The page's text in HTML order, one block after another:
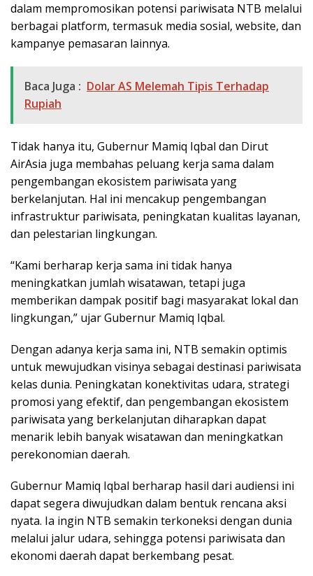
dalam mempromosikan potensi pariwisata NTB melalui
berbagai platform, termasuk media sosial, website, dan
kampanye pemasaran lainnya.
Baca Juga : Dolar AS Melemah Tipis Terhadap
Rupiah
Tidak hanya itu, Gubernur Mamiq Iqbal dan Dirut
AirAsia juga membahas peluang kerja sama dalam
pengembangan ekosistem pariwisata yang
berkelanjutan. Hal ini mencakup pengembangan
infrastruktur pariwisata, peningkatan kualitas layanan,
dan pelestarian lingkungan.
“Kami berharap kerja sama ini tidak hanya
meningkatkan jumlah wisatawan, tetapi juga
memberikan dampak positif bagi masyarakat lokal dan
lingkungan,” ujar Gubernur Mamiq Iqbal.
Dengan adanya kerja sama ini, NTB semakin optimis
untuk mewujudkan visinya sebagai destinasi pariwisata
kelas dunia. Peningkatan konektivitas udara, strategi
promosi yang efektif, dan pengembangan ekosistem
pariwisata yang berkelanjutan diharapkan dapat
menarik lebih banyak wisatawan dan meningkatkan
perekonomian daerah.
Gubernur Mamiq Iqbal berharap hasil dari audiensi ini
dapat segera diwujudkan dalam bentuk rencana aksi
nyata. Ia ingin NTB semakin terkoneksi dengan dunia
melalui jalur udara, sehingga potensi pariwisata dan
ekonomi daerah dapat berkembang pesat.